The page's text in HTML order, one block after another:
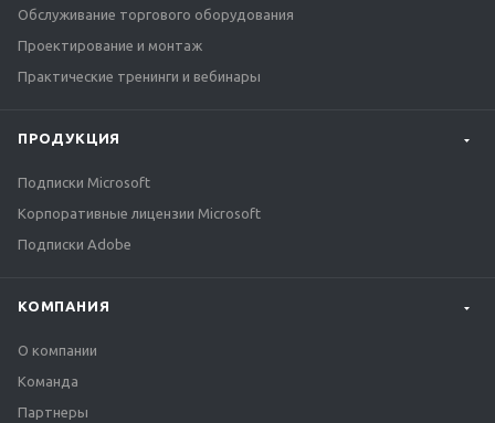
Обслуживание торгового оборудования
Проектирование и монтаж
Практические тренинги и вебинары
ПРОДУКЦИЯ
Подписки Microsoft
Корпоративные лицензии Microsoft
Подписки Adobe
КОМПАНИЯ
О компании
Команда
Партнеры